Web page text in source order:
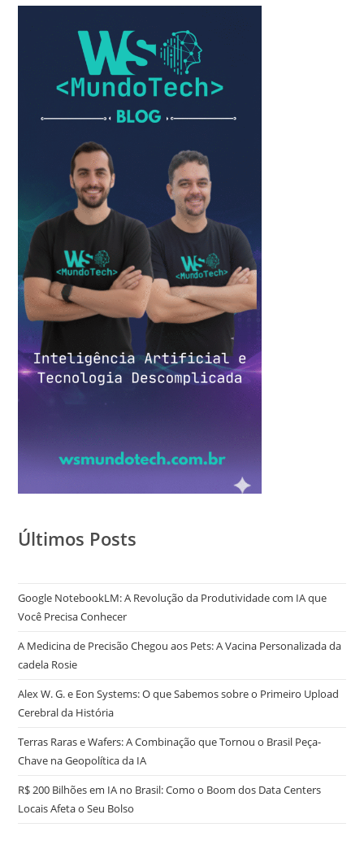
Últimos Posts
Google NotebookLM: A Revolução da Produtividade com IA que
Você Precisa Conhecer
A Medicina de Precisão Chegou aos Pets: A Vacina Personalizada da
cadela Rosie
Alex W. G. e Eon Systems: O que Sabemos sobre o Primeiro Upload
Cerebral da História
Terras Raras e Wafers: A Combinação que Tornou o Brasil Peça-
Chave na Geopolítica da IA
R$ 200 Bilhões em IA no Brasil: Como o Boom dos Data Centers
Locais Afeta o Seu Bolso